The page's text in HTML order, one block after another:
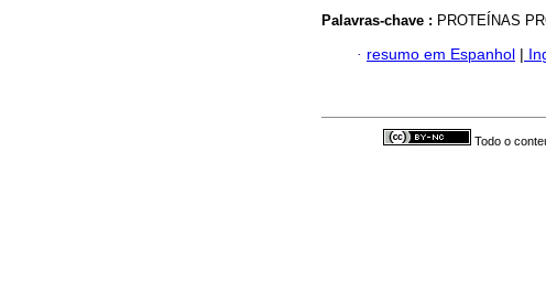
Palavras-chave : PROTEÍNAS
· resumo em Espanhol |
Todo o